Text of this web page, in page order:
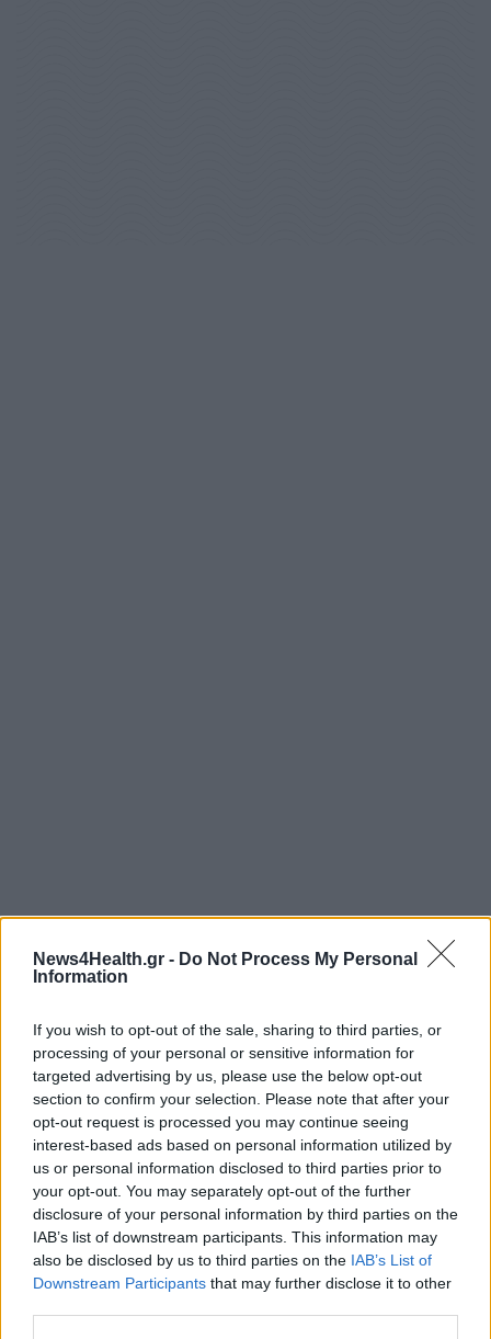
News4Health.gr - Do Not Process My Personal
Information
If you wish to opt-out of the sale, sharing to third parties, or
processing of your personal or sensitive information for
targeted advertising by us, please use the below opt-out
section to confirm your selection. Please note that after your
opt-out request is processed you may continue seeing
interest-based ads based on personal information utilized by
us or personal information disclosed to third parties prior to
your opt-out. You may separately opt-out of the further
disclosure of your personal information by third parties on the
IAB’s list of downstream participants. This information may
also be disclosed by us to third parties on the IAB’s List of
Downstream Participants that may further disclose it to other
PFIZER HELLAS ΒΡΑΒΕΥΣΗ
ΠΕΡΙΣΣΟΤΕΡΑ ΣΤΗΝ ΙΔΙΑ ΚΑΤΗΓΟΡΙΑ
Μπαρμπετάκη: Καμπανάκι κινδύνου
για το clawback και την αγορά